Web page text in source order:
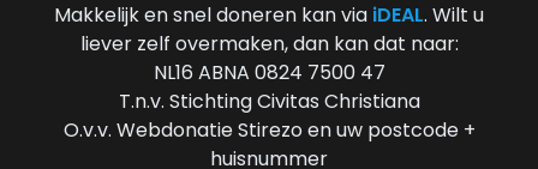
Makkelijk en snel doneren kan via iDEAL. Wilt u
liever zelf overmaken, dan kan dat naar:
NL16 ABNA 0824 7500 47
T.n.v. Stichting Civitas Christiana
O.v.v. Webdonatie Stirezo en uw postcode +
huisnummer